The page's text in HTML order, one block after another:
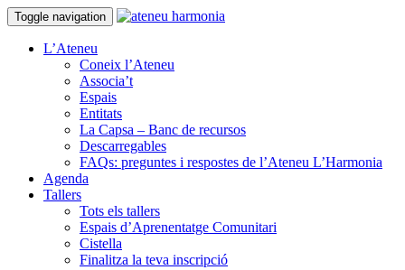
Toggle navigation
L’Ateneu
Coneix l’Ateneu
Associa’t
Espais
Entitats
La Capsa – Banc de recursos
Descarregables
FAQs: preguntes i respostes de l’Ateneu L’Harmonia
Agenda
Tallers
Tots els tallers
Espais d’Aprenentatge Comunitari
Cistella
Finalitza la teva inscripció